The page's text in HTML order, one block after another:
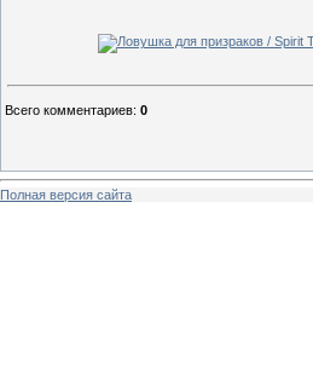
Всего комментариев: 0
Полная версия сайта